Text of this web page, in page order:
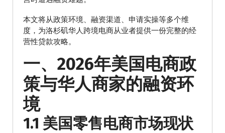
本文将从政策环境、融资渠道、申请实操等多个维
度，为洛杉矶华人跨境电商从业者提供一份完整的经
营性贷款攻略。
一、2026年美国电商政
策与华人商家的融资环
境
1.1 美国零售电商市场现状